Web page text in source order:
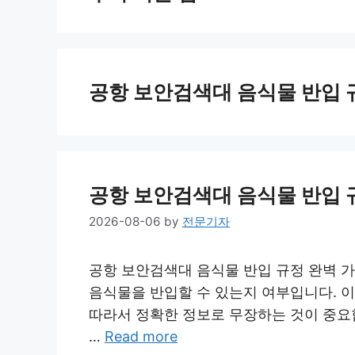
공항 보안검색대 음식물 반입
공항 보안검색대 음식물 반입
2026-08-06 by 전문기자
공항 보안검색대 음식물 반입 규정 완벽
음식물을 반입할 수 있는지 여부입니다.
따라서 정확한 정보로 무장하는 것이 중
… Read more